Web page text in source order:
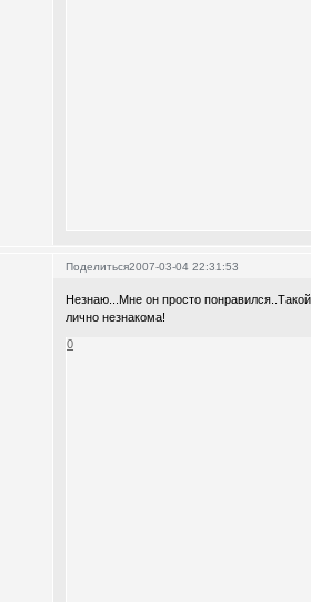
Поделиться2007-03-04 22:31:53
Незнаю...Мне он просто
лично незнакома!
0